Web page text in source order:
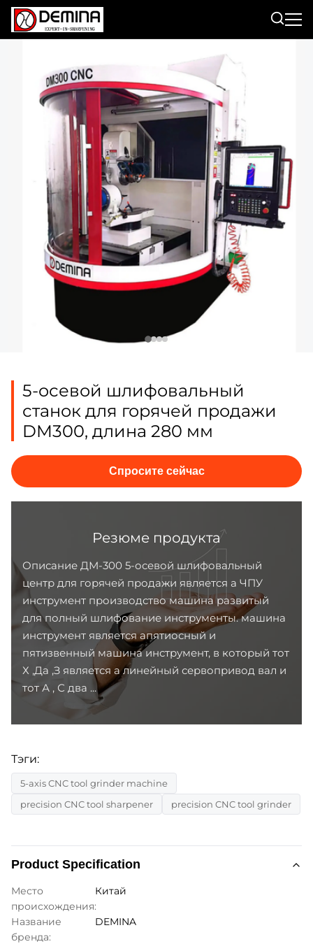
5-осевой шлифовальный
станок для горячей продажи
DM300, длина 280 мм
Спросите сейчас
Резюме продукта
Описание ДМ-300 5-осевой шлифовальный
центр для горячей продажи является а ЧПУ
инструмент производство машина развитый
для полный шлифование инструменты. машина
инструмент является апятиосный и
пятизвенный машина инструмент, в который тот
Х ,Да ,З является а линейный сервопривод вал и
тот А , С два ...
Тэги:
5-axis CNC tool grinder machine
precision CNC tool sharpener
precision CNC tool grinder
Product Specification
Место
происхождения:
Китай
Название
бренда:
DEMINA